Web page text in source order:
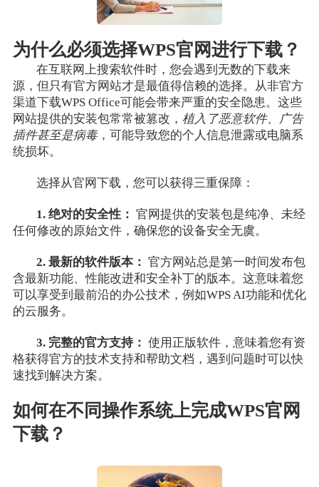
为什么必须选择WPS官网进行下载？
在互联网上搜索软件时，您会遇到无数的下载来
源，但只有官方网站才是最值得信赖的选择。从非官方
渠道下载WPS Office可能会带来严重的安全隐患。这些
网站提供的安装包常常被篡改， 植入了恶意软件、广告
插件甚至是病毒，可能导致您的个人信息泄露或电脑系
统损坏。
选择从官网下载，您可以获得三重保障：
1. 绝对的安全性： 官网提供的安装包是纯净、未经
任何修改的原始文件，确保您的设备安全无虞。
2. 最新的软件版本： 官方网站总是第一时间发布包
含最新功能、性能改进和安全补丁的版本。这意味着您
可以享受到最前沿的办公技术，例如WPS AI功能和优化
的云服务。
3. 完整的官方支持： 使用正版软件，意味着您有资
格获得官方的技术支持和帮助文档，遇到问题时可以快
速找到解决方案。
如何在不同操作系统上完成WPS官网
下载？